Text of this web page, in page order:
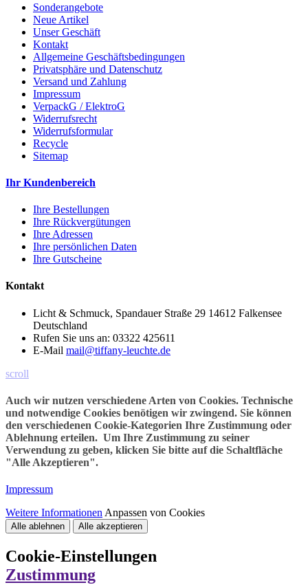
Sonderangebote
Neue Artikel
Unser Geschäft
Kontakt
Allgemeine Geschäftsbedingungen
Privatsphäre und Datenschutz
Versand und Zahlung
Impressum
VerpackG / ElektroG
Widerrufsrecht
Widerrufsformular
Recycle
Sitemap
Ihr Kundenbereich
Ihre Bestellungen
Ihre Rückvergütungen
Ihre Adressen
Ihre persönlichen Daten
Ihre Gutscheine
Kontakt
Licht & Schmuck, Spandauer Straße 29 14612 Falkensee
Deutschland
Rufen Sie uns an: 03322 425611
E-Mail mail@tiffany-leuchte.de
scroll
Auch wir nutzen verschiedene Arten von Cookies. Technische
und notwendige Cookies benötigen wir zwingend. Sie können
den verschiedenen Cookie-Kategorien Ihre Zustimmung oder
Ablehnung erteilen. Um Ihre Zustimmung zu seiner
Verwendung zu geben, klicken Sie bitte auf die Schaltfläche
"Alle Akzeptieren".
Impressum
Weitere Informationen Anpassen von Cookies
Alle ablehnen Alle akzeptieren
Cookie-Einstellungen
Zustimmung